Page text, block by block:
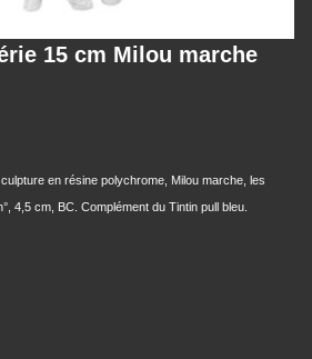
15 cm Milou marche
en résine polychrome, Milou marche, les
4,5 cm, BC. Complément du Tintin pull bleu.